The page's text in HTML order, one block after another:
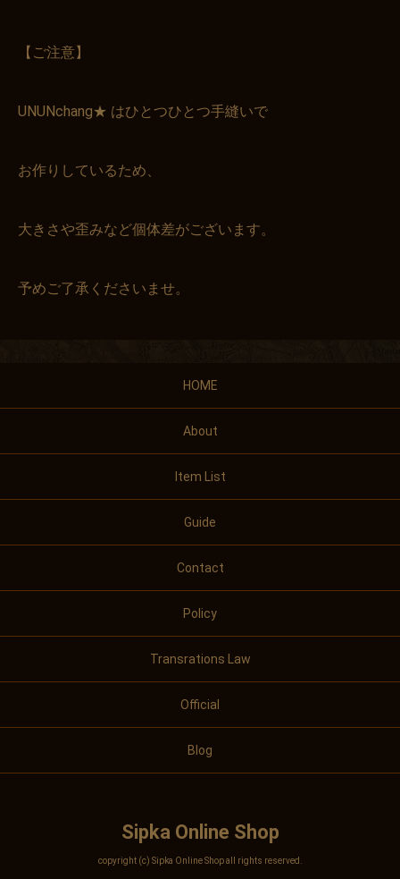
【ご注意】
UNUNchang★ はひとつひとつ手縫いで
お作りしているため、
大きさや歪みなど個体差がございます。
予めご了承くださいませ。
HOME
About
Item List
Guide
Contact
Policy
Transrations Law
Official
Blog
Sipka Online Shop
copyright (c) Sipka Online Shop all rights reserved.